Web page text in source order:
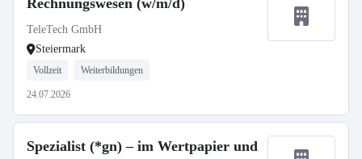
Rechnungswesen (w/m/d)
TeleTech GmbH
Steiermark
Vollzeit Weiterbildungen
24.07.2026
Spezialist (*gn) – im Wertpapier und